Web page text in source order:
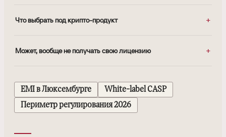
Что выбрать под крипто-продукт
Может, вообще не получать свою лицензию
EMI в Люксембурге White-label CASP
Периметр регулирования 2026